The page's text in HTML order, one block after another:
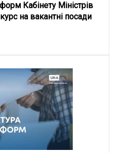
Кабінету Міністрів
на вакантні посади